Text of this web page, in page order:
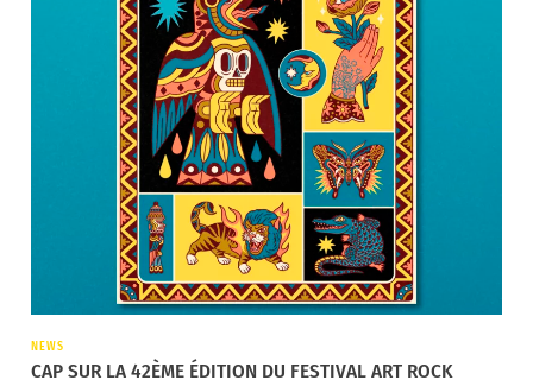
NEWS
CAP SUR LA 42ÈME ÉDITION DU FESTIVAL ART ROCK